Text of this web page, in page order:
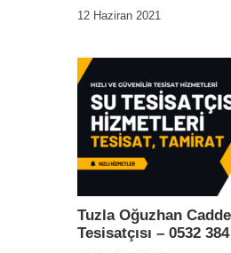
12 Haziran 2021
Tuzla Oğuzhan
Tesisatçısı – 0532